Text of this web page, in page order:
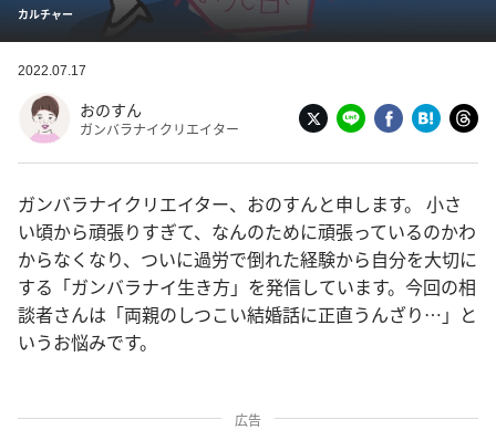
カルチャー
2022.07.17
おのすん
ガンバラナイクリエイター
ガンバラナイクリエイター、おのすんと申します。 小さ
い頃から頑張りすぎて、なんのために頑張っているのかわ
からなくなり、ついに過労で倒れた経験から自分を大切に
する「ガンバラナイ生き方」を発信しています。今回の相
談者さんは「両親のしつこい結婚話に正直うんざり…」と
いうお悩みです。
広告